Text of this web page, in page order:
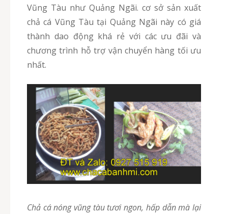
Vũng Tàu như Quảng Ngãi. cơ sở sản xuất
chả cá Vũng Tàu tại Quảng Ngãi này có giá
thành dao động khá rẻ với các ưu đãi và
chương trình hỗ trợ vận chuyển hàng tối ưu
nhất.
chả cá nóng vũng tàu tươi ngon, hấp dẫn mà lại